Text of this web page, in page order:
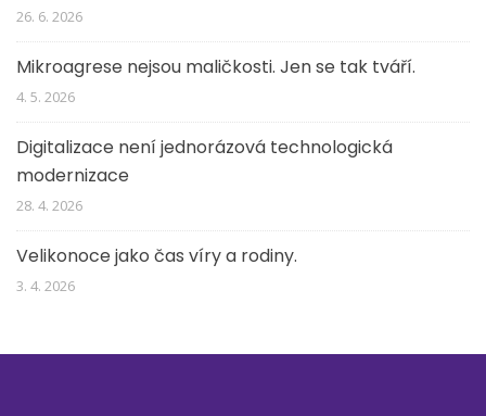
26. 6. 2026
Mikroagrese nejsou maličkosti. Jen se tak tváří.
4. 5. 2026
Digitalizace není jednorázová technologická
modernizace
28. 4. 2026
Velikonoce jako čas víry a rodiny.
3. 4. 2026